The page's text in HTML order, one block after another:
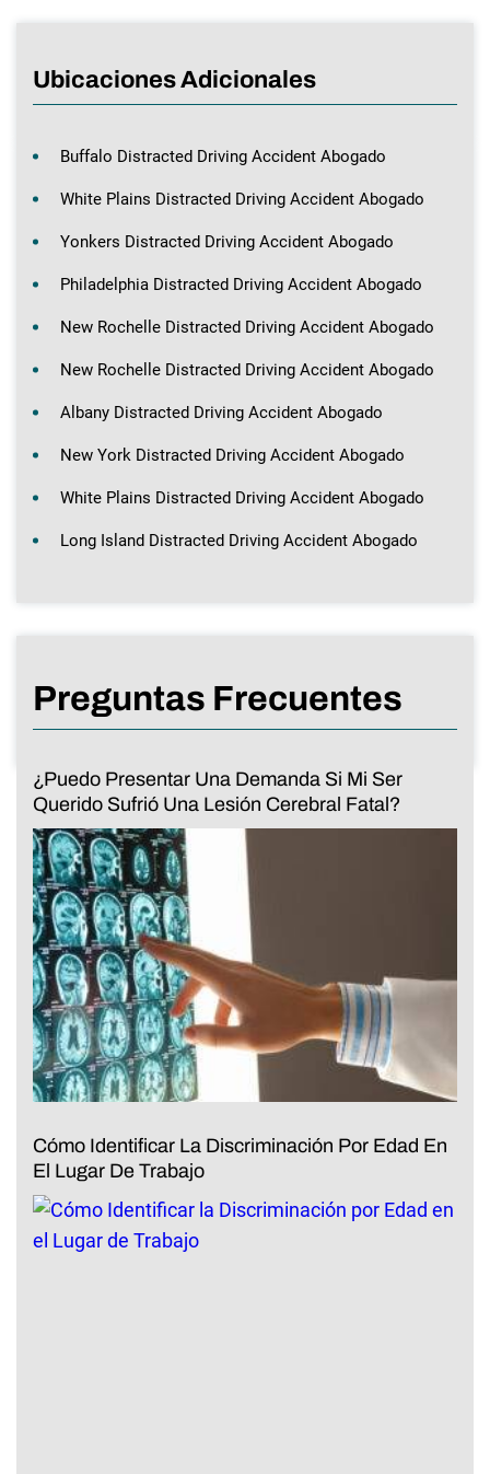
Ubicaciones Adicionales
Buffalo Distracted Driving Accident Abogado
White Plains Distracted Driving Accident Abogado
Yonkers Distracted Driving Accident Abogado
Philadelphia Distracted Driving Accident Abogado
New Rochelle Distracted Driving Accident Abogado
New Rochelle Distracted Driving Accident Abogado
Albany Distracted Driving Accident Abogado
New York Distracted Driving Accident Abogado
White Plains Distracted Driving Accident Abogado
Long Island Distracted Driving Accident Abogado
Preguntas Frecuentes
¿Puedo Presentar Una Demanda Si Mi Ser
Querido Sufrió Una Lesión Cerebral Fatal?
Cómo Identificar La Discriminación Por Edad En
El Lugar De Trabajo